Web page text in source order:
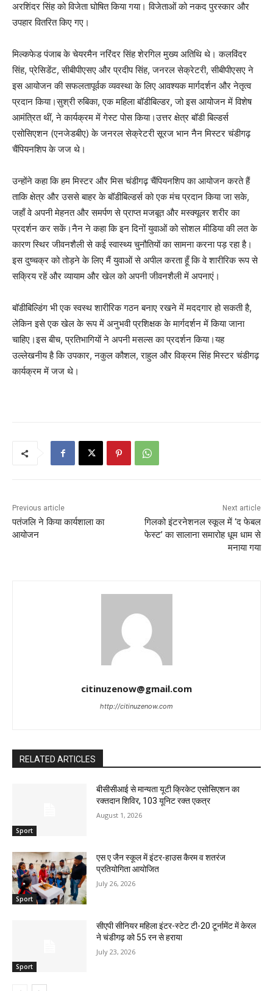
अरशिंदर सिंह को विजेता घोषित किया गया। विजेताओं को नकद पुरस्कार और
उपहार वितरित किए गए।
मिल्कफेड पंजाब के चेयरमैन नरिंदर सिंह शेरगिल मुख्य अतिथि थे। कलविंदर
सिंह, प्रेसिडेंट, सीबीपीएसए और प्रदीप सिंह, जनरल सेक्रेटरी, सीबीपीएसए ने
इस आयोजन की सफलतापूर्वक व्यवस्था के लिए आवश्यक मार्गदर्शन और नेतृत्व
प्रदान किया।सुश्री रुबिका, एक महिला बॉडीबिल्डर, जो इस आयोजन में विशेष
आमंत्रित थीं, ने कार्यक्रम में गेस्ट पोस किया।उत्तर क्षेत्र बॉडी बिल्डर्स
एसोसिएशन (एनजेडबीए) के जनरल सेक्रेटरी सूरज भान नैन मिस्टर चंडीगढ़
चैंपियनशिप के जज थे।
उन्होंने कहा कि हम मिस्टर और मिस चंडीगढ़ चैंपियनशिप का आयोजन करते हैं
ताकि क्षेत्र और उससे बाहर के बॉडीबिल्डर्स को एक मंच प्रदान किया जा सके,
जहाँ वे अपनी मेहनत और समर्पण से प्राप्त मजबूत और मस्क्यूलर शरीर का
प्रदर्शन कर सकें।नैन ने कहा कि इन दिनों युवाओं को सोशल मीडिया की लत के
कारण स्थिर जीवनशैली से कई स्वास्थ्य चुनौतियों का सामना करना पड़ रहा है।
इस दुष्चक्र को तोड़ने के लिए मैं युवाओं से अपील करता हूँ कि वे शारीरिक रूप से
सक्रिय रहें और व्यायाम और खेल को अपनी जीवनशैली में अपनाएं।
बॉडीबिल्डिंग भी एक स्वस्थ शारीरिक गठन बनाए रखने में मददगार हो सकती है,
लेकिन इसे एक खेल के रूप में अनुभवी प्रशिक्षक के मार्गदर्शन में किया जाना
चाहिए।इस बीच, प्रतिभागियों ने अपनी मसल्स का प्रदर्शन किया।यह
उल्लेखनीय है कि उपकार, नकुल कौशल, राहुल और विक्रम सिंह मिस्टर चंडीगढ़
कार्यक्रम में जज थे।
Previous article
पतंजलि ने किया कार्यशाला का
आयोजन
Next article
गिलको इंटरनेशनल स्कूल में ‘द फेबल
फेस्ट’ का सालाना समारोह धूम धाम से
मनाया गया
citinuzenow@gmail.com
http://citinuzenow.com
RELATED ARTICLES
Sport
बीसीसीआई से मान्यता यूटी क्रिकेट एसोसिएशन का
रक्तदान शिविर, 103 यूनिट रक्त एकत्र
August 1, 2026
Sport
एस ए जैन स्कूल में इंटर-हाउस कैरम व शतरंज
प्रतियोगिता आयोजित
July 26, 2026
Sport
सीएपी सीनियर महिला इंटर-स्टेट टी-20 टूर्नामेंट में केरल
ने चंडीगढ़ को 55 रन से हराया
July 23, 2026